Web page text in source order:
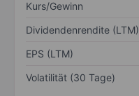
Kurs/Gewinn
Dividendenrendite (LTM)
EPS (LTM)
Volatilität (30 Tage)